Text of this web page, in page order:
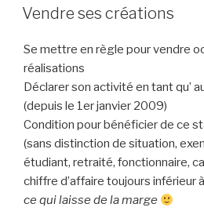
LE
Vendre ses créations
Se mettre en règle pour vendre
réalisations
Déclarer son activité en tant qu’
(depuis le 1er janvier 2009)
Condition pour bénéficier de ce
(sans distinction de situation,
étudiant, retraité, fonctionnaire,
chiffre d’affaire toujours inférieur
ce qui laisse de la marge